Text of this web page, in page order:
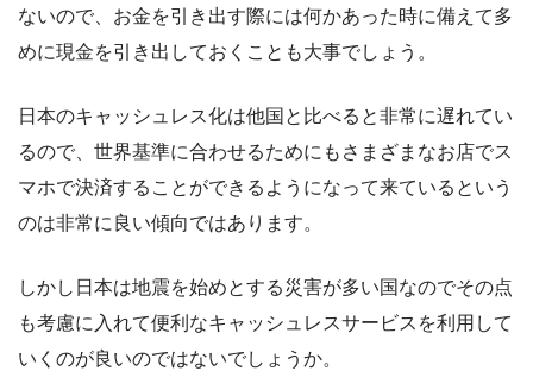
ないので、お金を引き出す際には何かあった時に備えて多
めに現金を引き出しておくことも大事でしょう。
日本のキャッシュレス化は他国と比べると非常に遅れてい
るので、世界基準に合わせるためにもさまざまなお店でス
マホで決済することができるようになって来ているという
のは非常に良い傾向ではあります。
しかし日本は地震を始めとする災害が多い国なのでその点
も考慮に入れて便利なキャッシュレスサービスを利用して
いくのが良いのではないでしょうか。